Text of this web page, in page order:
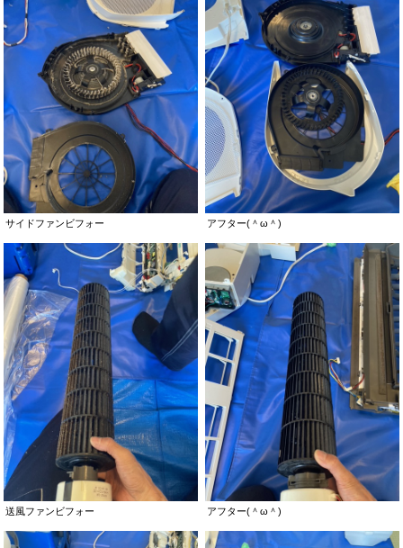
サイドファンビフォー アフター(＾ω＾)
送風ファンビフォー アフター(＾ω＾)